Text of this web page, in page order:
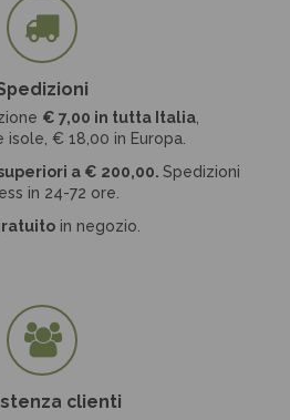
€ 7,00 in tutta Italia,
€ 18,00 in Europa.
a € 200,00. Spedizioni
in 24-72 ore.
in negozio.
clienti